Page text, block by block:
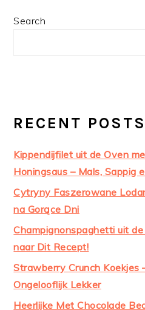
PRIMARY
Search
RECENT POSTS
Kippendijfilet uit de Oven
Honingsaus – Mals, Sappig
Cytryny Faszerowane
na Gorące Dni
Champignonspaghetti uit
naar Dit Recept!
Strawberry Crunch Koekjes
Ongelooflijk Lekker
Heerlijke Met Chocolade